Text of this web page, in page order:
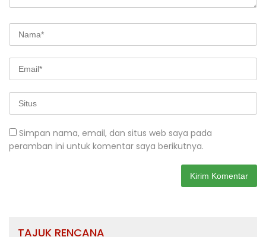
Simpan nama, email, dan situs web saya pada
peramban ini untuk komentar saya berikutnya.
TAJUK RENCANA